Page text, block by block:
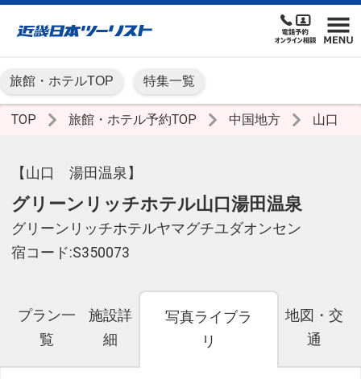
旅館・ホテルTOP 特集一覧
TOP 旅館・ホテル予約TOP 中国地方 山口
【山口 湯田温泉】
グリーンリッチホテル山口湯田温泉
グリーンリッチホテルヤマグチユダオンセン
宿コード:S350073
プラン一
覧
施設詳
細
写真ライブラ
リ
地図・交
通